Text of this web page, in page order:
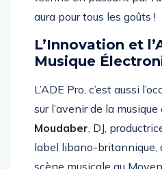
techno en passant par
L’Innovation et
L’ADE Pro, c’est aussi
sur l’avenir de la
Moudaber, DJ,
label libano-britannique,